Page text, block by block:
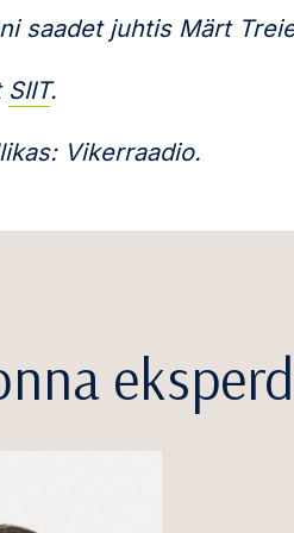
saadet juhtis Märt
SIIT.
Vikerraadio.